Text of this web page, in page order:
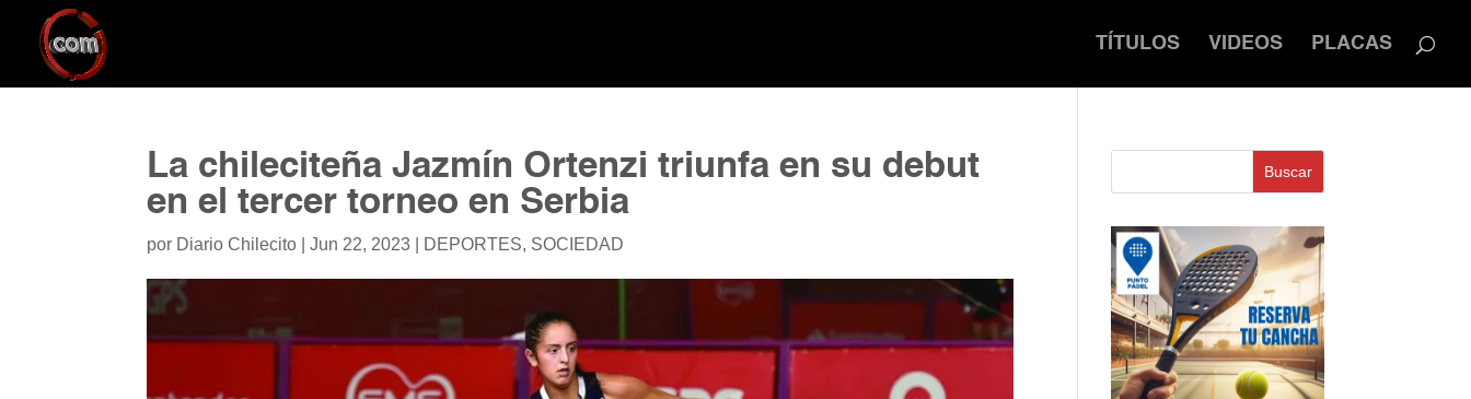
TÍTULOS VIDEOS PLACAS
La chileciteña Jazmín Ortenzi triunfa en su debut
en el tercer torneo en Serbia
por Diario Chilecito |Jun 22, 2023 DEPORTES, SOCIEDAD
Buscar